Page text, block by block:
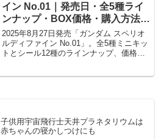
イン No.01｜発売日・全5種ライ
ンナップ・BOX価格・購入方法ま
とめ
2025年8月27日発売「ガンダム スペリオ
ルディファイン No.01」。全5種ミニキッ
トとシール12種のラインナップ、価格や
子供用宇宙飛行士天井プラネタリウムは
赤ちゃんの寝かしつけにも